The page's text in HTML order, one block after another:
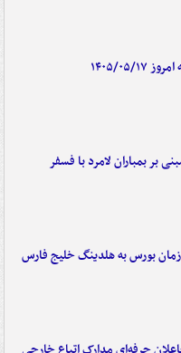
۰۵/۱۷
بر بمباران لامرد با فسفر